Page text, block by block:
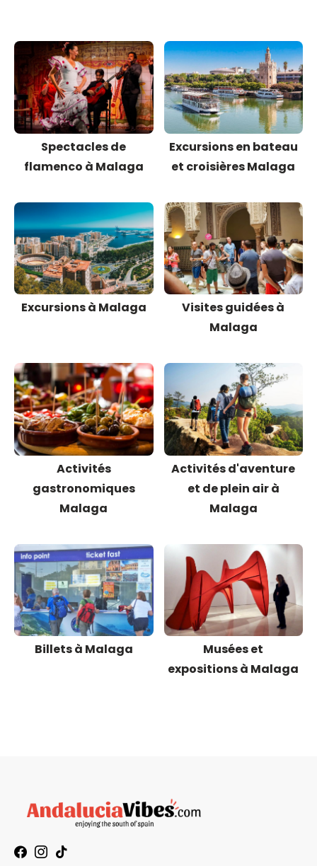
Spectacles de
flamenco à Malaga
Excursions en bateau
et croisières Malaga
Excursions à Malaga
Visites guidées à
Malaga
Activités
gastronomiques
Malaga
Activités d'aventure
et de plein air à
Malaga
Billets à Malaga
Musées et
expositions à Malaga